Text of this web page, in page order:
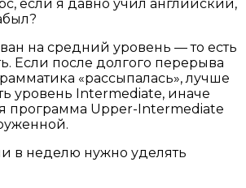
если я давно учил английский,
на средний уровень — то есть
Если после долгого перерыва
«рассыпалась», лучше
уровень Intermediate, иначе
программа Upper-Intermediate
в неделю нужно уделять